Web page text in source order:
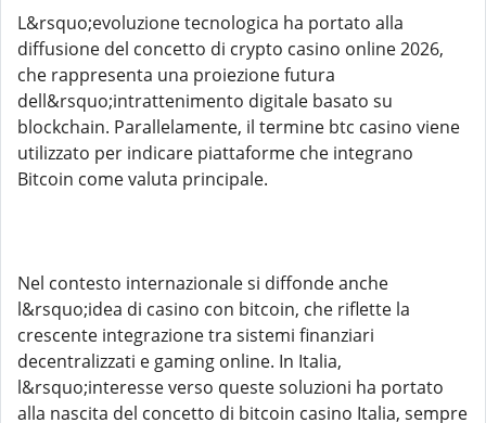
L&rsquo;evoluzione tecnologica ha portato alla
diffusione del concetto di crypto casino online 2026,
che rappresenta una proiezione futura
dell&rsquo;intrattenimento digitale basato su
blockchain. Parallelamente, il termine btc casino viene
utilizzato per indicare piattaforme che integrano
Bitcoin come valuta principale.
Nel contesto internazionale si diffonde anche
l&rsquo;idea di casino con bitcoin, che riflette la
crescente integrazione tra sistemi finanziari
decentralizzati e gaming online. In Italia,
l&rsquo;interesse verso queste soluzioni ha portato
alla nascita del concetto di bitcoin casino Italia, sempre